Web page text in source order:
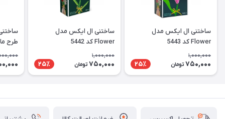
ساختنی ال ایکس مدل
Flower کد 5443
1,000,000
750,000 تومان 25٪
ساختنی ال ایکس مدل
Flower کد 5442
1,000,000
750,000 تومان 25٪
طرح